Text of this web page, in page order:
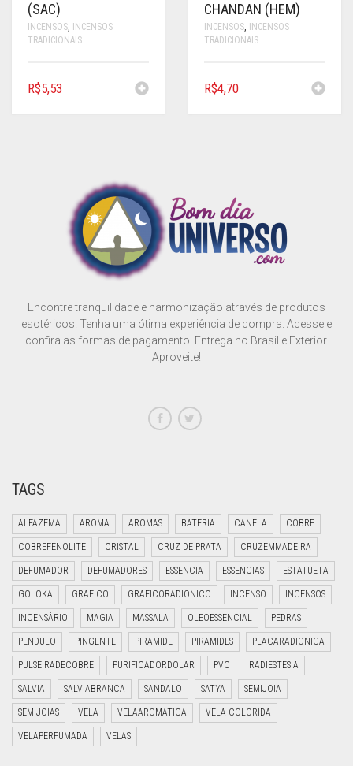
(SAC)
INCENSOS,
INCENSOS
TRADICIONAIS
R$5,53
CHANDAN (HEM)
INCENSOS,
INCENSOS
TRADICIONAIS
R$4,70
Encontre tranquilidade e harmonização através de produtos
esotéricos. Tenha uma ótima experiência de compra. Acesse e
confira as formas de pagamento! Entrega no Brasil e Exterior.
Aproveite!
TAGS
ALFAZEMA AROMA AROMAS BATERIA CANELA COBRE
COBREFENOLITE CRISTAL CRUZ DE PRATA CRUZEMMADEIRA
DEFUMADOR DEFUMADORES ESSENCIA ESSENCIAS ESTATUETA
GOLOKA GRAFICO GRAFICORADIONICO INCENSO INCENSOS
INCENSÁRIO MAGIA MASSALA OLEOESSENCIAL PEDRAS
PENDULO PINGENTE PIRAMIDE PIRAMIDES PLACARADIONICA
PULSEIRADECOBRE PURIFICADORDOLAR PVC RADIESTESIA
SALVIA SALVIABRANCA SANDALO SATYA SEMIJOIA
SEMIJOIAS VELA VELAAROMATICA VELA COLORIDA
VELAPERFUMADA VELAS